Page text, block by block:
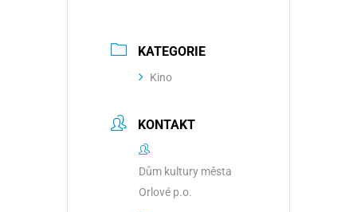
KATEGORIE
Kino
KONTAKT
Dům kultury města
Orlové p.o.